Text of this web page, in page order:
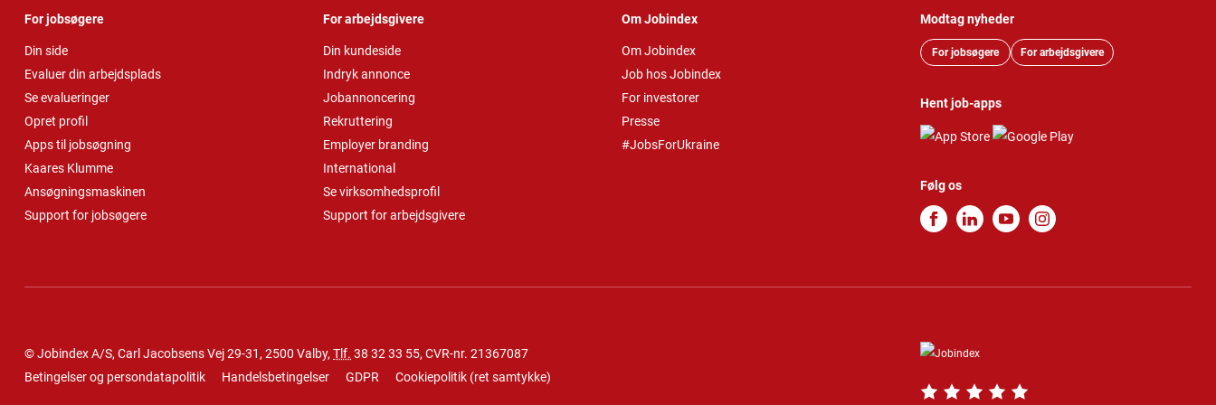
For jobsøgere
Din side
Evaluer din arbejdsplads
Se evalueringer
Opret profil
Apps til jobsøgning
Kaares Klumme
Ansøgningsmaskinen
Support for jobsøgere
For arbejdsgivere
Din kundeside
Indryk annonce
Jobannoncering
Rekruttering
Employer branding
International
Se virksomhedsprofil
Support for arbejdsgivere
Om Jobindex
Om Jobindex
Job hos Jobindex
For investorer
Presse
#JobsForUkraine
Modtag nyheder
For jobsøgere For arbejdsgivere
Hent job-apps
Følg os
© Jobindex A/S, Carl Jacobsens Vej 29-31, 2500 Valby, Tlf. 38 32 33 55, CVR-nr. 21367087
Betingelser og persondatapolitik
Handelsbetingelser GDPR Cookiepolitik (ret samtykke)